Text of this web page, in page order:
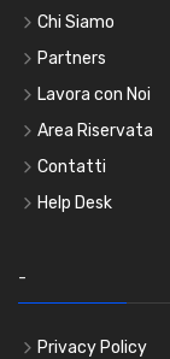
Chi Siamo
Partners
Lavora con Noi
Area Riservata
Contatti
Help Desk
-
Privacy Policy